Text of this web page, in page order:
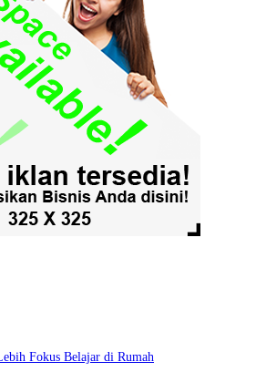
Fokus Belajar di Rumah